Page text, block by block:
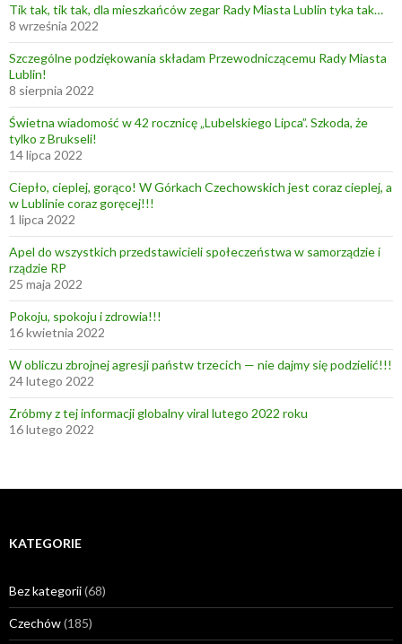
Tik tak, tik tak, dla mieszkańców zegar Rady Miasta Lublin tyka tak…
8 września 2022
Szczególne podziękowania składam Przewodniczącemu Rady Miasta
Lublin!
8 sierpnia 2022
Świetna wiadomość w 42 rocznicę „Lubelskiego Lipca”. Szkoda, że
tylko z Brukseli!
14 lipca 2022
Ciepło, cieplej, gorąco! W Górkach Czechowskich jest coraz cieplej, a
w Lublinie coraz goręcej!!!
1 lipca 2022
Apel do wszystkich przedstawicieli społeczeństwa w samorządzie i
rządzie RP
25 maja 2022
Pokoju, spokoju i zdrowia!!!
16 kwietnia 2022
W obliczu zbrojnej agresji państw trzecich — nie dajmy się podzielić!!!
24 lutego 2022
Zróbmy z tej informacji globalny viral lutego 2022 roku
16 lutego 2022
KATEGORIE
Bez kategorii(68)
Czechów(185)